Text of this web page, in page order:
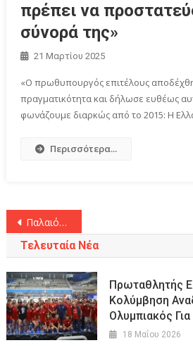
πρέπει να
σύνορά της»
21 Μαρτίου 2025
«Ο πρωθυπουργός επιτέλους
πραγματικότητα και δήλωσε ευθέως
φωνάζουμε διαρκώς από το 2015: Η
Περισσότερα...
Πλοήγηση
άρθρων
Παλαιότερα άρθρα
Τελευταία Νέα
Πρωταθλητής
Κολύμβηση
Ολυμπιακός
18 Μαΐου 2026